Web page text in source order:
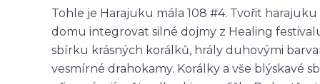
Tohle je Harajuku mála 108 #4. Tvořit
domu integrovat silné dojmy z Healing
sbírku krásných korálků, hrály duhovými
vesmírné drahokamy. Korálky a vše blýskavé